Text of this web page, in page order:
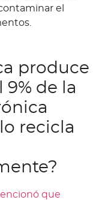
el
produce
de la
recicla
que